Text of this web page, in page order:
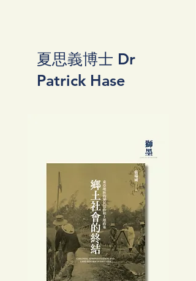
夏思義博士 Dr
Patrick Hase